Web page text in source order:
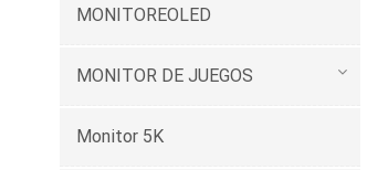
MONITOREOLED
MONITOR DE JUEGOS
Monitor 5K